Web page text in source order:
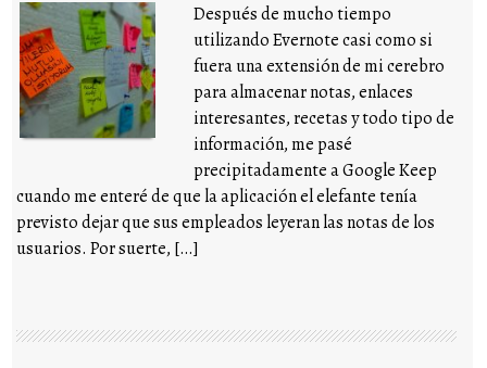
Después de mucho tiempo
utilizando Evernote casi como si
fuera una extensión de mi cerebro
para almacenar notas, enlaces
interesantes, recetas y todo tipo de
información, me pasé
precipitadamente a Google Keep
cuando me enteré de que la aplicación el elefante tenía
previsto dejar que sus empleados leyeran las notas de los
usuarios. Por suerte, […]